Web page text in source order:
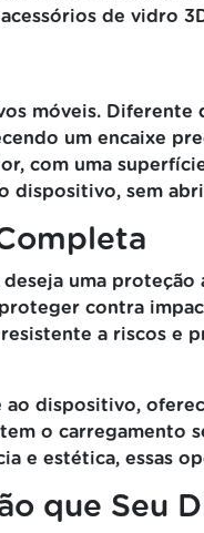
de vidro
móveis.
um encaixe
com uma
dispositivo, sem
uma
contra
a riscos e
ao dispositivo,
o
e estética, essas
que Seu